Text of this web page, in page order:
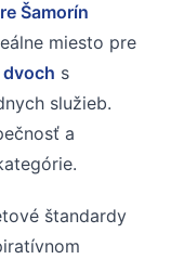
Šamorín
miesto pre
s
služieb.
a
štandardy